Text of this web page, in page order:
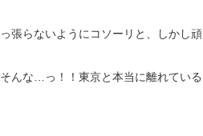
張らないようにコソーリと、しかし頑
んな…っ！！東京と本当に離れている